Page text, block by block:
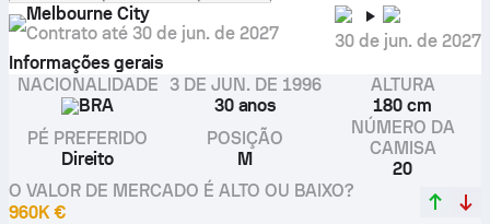
Melbourne City
Contrato até 30 de jun. de 2027
30 de jun. de 2027
Informações gerais
NACIONALIDADE
BRA
3 DE JUN. DE 1996
30 anos
ALTURA
180 cm
PÉ PREFERIDO
Direito
POSIÇÃO
M
NÚMERO DA
CAMISA
20
O VALOR DE MERCADO É ALTO OU BAIXO?
960K €